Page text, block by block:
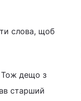
слова, щоб
Тож дещо з
старший